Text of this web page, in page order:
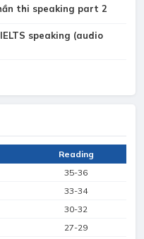
thi speaking part 2
speaking (audio
Reading
35-36
33-34
30-32
27-29